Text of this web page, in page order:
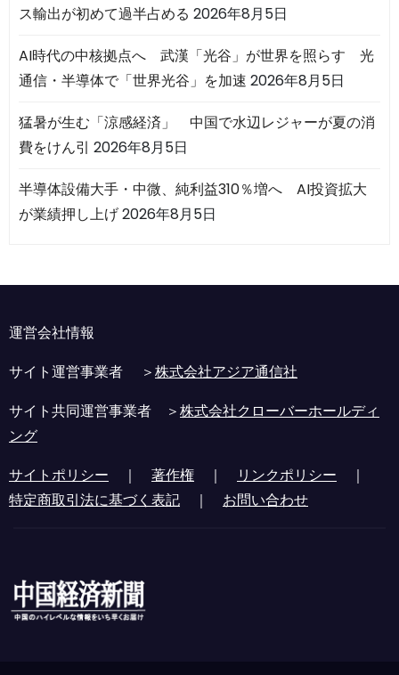
ス輸出が初めて過半占める 2026年8月5日
AI時代の中核拠点へ 武漢「光谷」が世界を照らす 光
通信・半導体で「世界光谷」を加速 2026年8月5日
猛暑が生む「涼感経済」 中国で水辺レジャーが夏の消
費をけん引 2026年8月5日
半導体設備大手・中微、純利益310％増へ AI投資拡大
が業績押し上げ2026年8月5日
運営会社情報
サイト運営事業者 ＞株式会社アジア通信社
サイト共同運営事業者 ＞株式会社クローバーホールディ
ング
サイトポリシー ｜ 著作権 ｜ リンクポリシー ｜
特定商取引法に基づく表記 ｜ お問い合わせ